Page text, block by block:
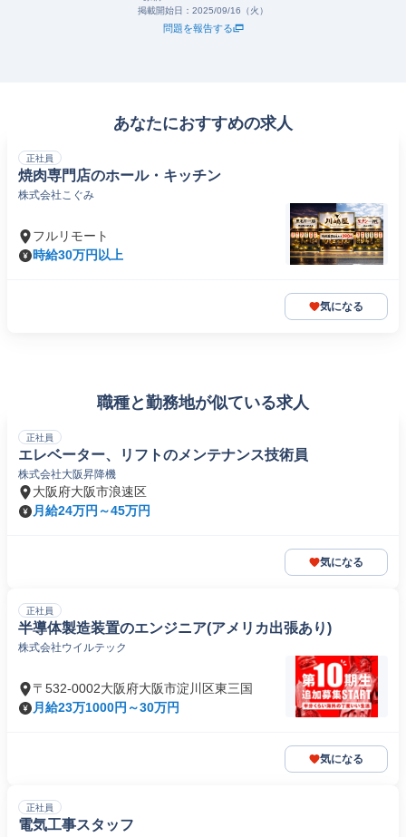
掲載開始日： 2025/09/16（火）
問題を報告する
あなたにおすすめの求人
正社員
焼肉専門店のホール・キッチン
株式会社こぐみ
フルリモート
時給30万円以上
気になる
職種と勤務地が似ている求人
正社員
エレベーター、リフトのメンテナンス技術員
株式会社大阪昇降機
大阪府大阪市浪速区
月給24万円～45万円
気になる
正社員
半導体製造装置のエンジニア(アメリカ出張あり)
株式会社ウイルテック
〒532-0002大阪府大阪市淀川区東三国
月給23万1000円～30万円
気になる
正社員
電気工事スタッフ